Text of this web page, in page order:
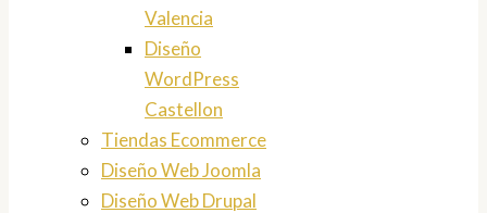
Valencia
Diseño
WordPress
Castellon
Tiendas Ecommerce
Diseño Web Joomla
Diseño Web Drupal